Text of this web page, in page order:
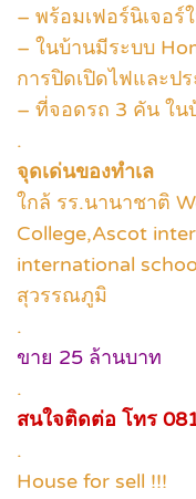
– พร้อมเฟอร์นิเจอร์
– ในบ้านมีระบบ
การปิดเปิดไฟและป
– ที่จอดรถ 3 คัน ใน
.
จุดเด่นของทำเล
ใกล้ รร.นานาชาติ
College,Ascot
international
สุวรรณภูมิ
.
ขาย 25 ล้านบาท
.
สนใจติดต่อ โทร
.
House for sell !!!